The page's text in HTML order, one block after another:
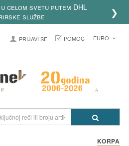
celom svetu putem DHL
službe
❯
PRIJAVI SE POMOĆ EURO
KORPA